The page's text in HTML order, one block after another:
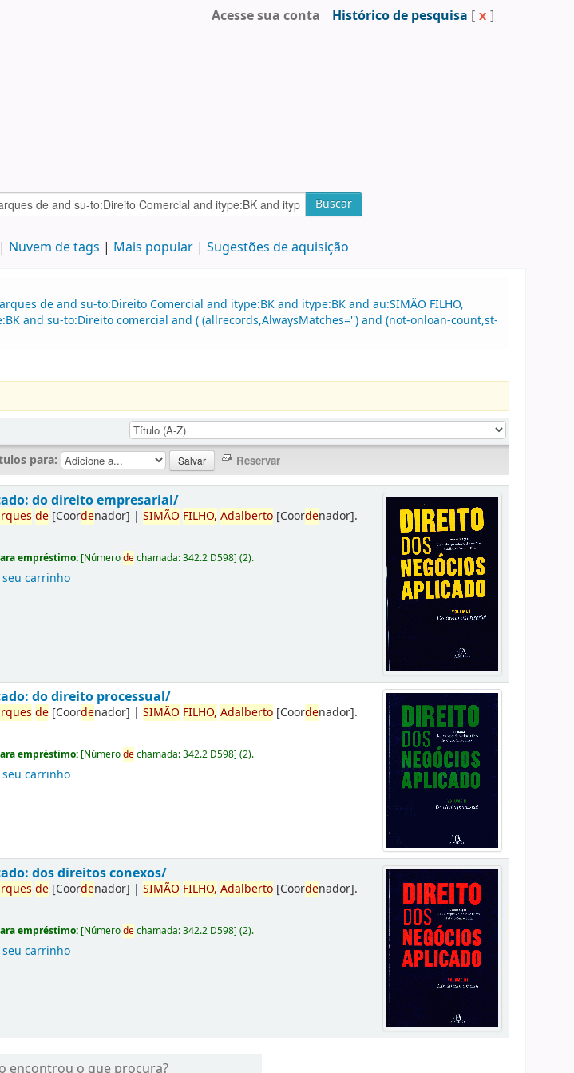
Acesse sua conta Histórico de pesquisa [ x ]
Buscar
Nuvem de tags Mais popular Sugestões de aquisição
de and su-to:Direito Comercial and itype:BK and itype:BK and au:SIMÃO FILHO,
and su-to:Direito comercial and ( (allrecords,AlwaysMatches='') and (not-onloan-count,st-
para:
do direito empresarial/
de [Coordenador] |SIMÃO FILHO, Adalberto [Coordenador].
empréstimo: [Númerodechamada:342.2 D598](2).
carrinho
do direito processual/
de [Coordenador] |SIMÃO FILHO, Adalberto [Coordenador].
empréstimo: [Númerodechamada:342.2 D598](2).
carrinho
dos direitos conexos/
de [Coordenador] |SIMÃO FILHO, Adalberto [Coordenador].
empréstimo: [Númerodechamada:342.2 D598](2).
carrinho